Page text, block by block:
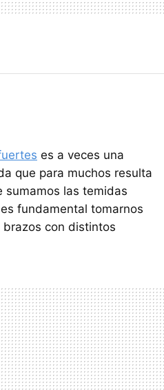
es a veces una
que para muchos resulta
sumamos las temidas
fundamental tomarnos
con distintos